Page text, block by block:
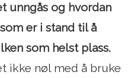
unngås og hvordan
er i stand til å
som helst plass.
ikke nøl med å bruke